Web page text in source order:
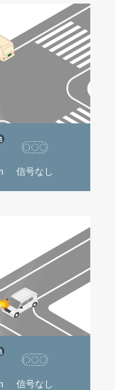
信号なし
信号なし